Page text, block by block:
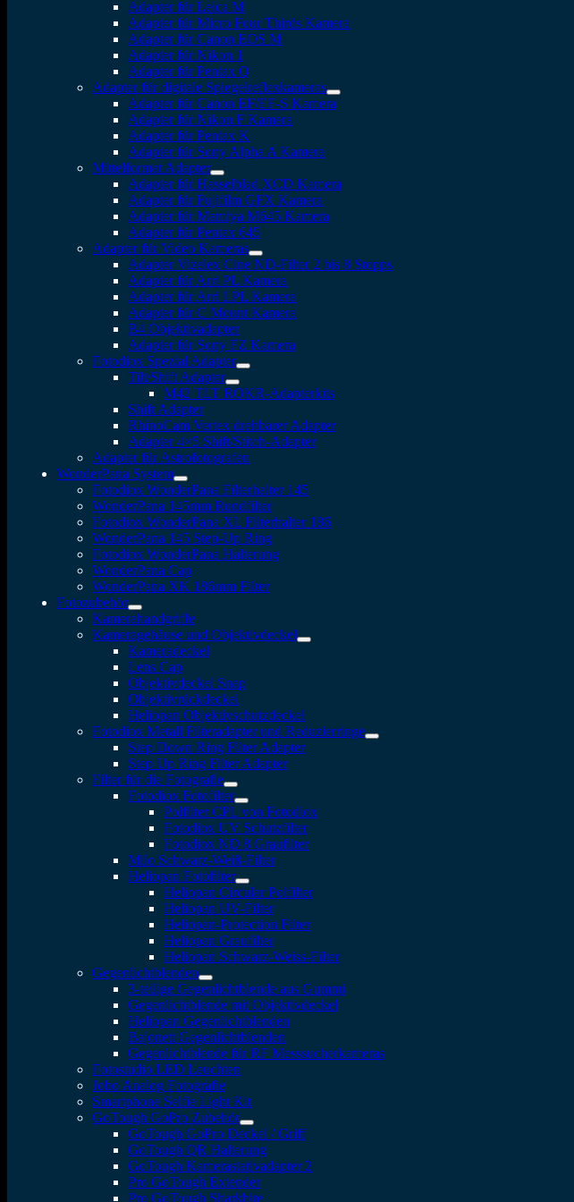
Adapter für Leica M
Adapter für Micro Four Thirds Kamera
Adapter für Canon EOS M
Adapter für Nikon 1
Adapter für Pentax Q
Adapter für digitale Spiegelreflexkameras
Adapter für Canon EF/EF-S Kamera
Adapter für Nikon F Kamera
Adapter für Pentax K
Adapter für Sony Alpha A Kamera
Mittelformat Adapter
Adapter für Hasselblad XCD Kamera
Adapter für Fujifilm GFX Kamera
Adapter für Mamiya M645 Kamera
Adapter für Pentax 645
Adapter für Video Kameras
Adapter Vizelex Cine ND-Filter 2 bis 8 Stopps
Adapter für Arri PL Kamera
Adapter für Arri LPL Kamera
Adapter für C Mount Kamera
B4 Objektivadapter
Adapter für Sony FZ Kamera
Fotodiox Spezial Adapter
Tilt/Shift Adapter
M42 TLT ROKR-Adapterkits
Shift Adapter
RhinoCam Vertex drehbarer Adapter
Adapter 4×5 Shift/Stitch-Adapter
Adapter für Astrofotografen
WonderPana System
Fotodiox WonderPana Filterhalter 145
WonderPana 145mm Rundfilter
Fotodiox WonderPana XL Filterhalter 186
WonderPana 145 Step-Up Ring
Fotodiox WonderPana Halterung
WonderPana Cap
WonderPana XK 186mm Filter
Fotozubehör
Kamerahandgriffe
Kameragehäuse und Objektivdeckel
Kameradeckel
Lens Cap
Objektivdeckel Snap
Objektivrückdeckel
Heliopan Objektivschutzdeckel
Fotodiox Metall Filteradapter und Reduzierringe
Step Down Ring Filter Adapter
Step Up Ring Filter Adapter
Filter für die Fotografie
Fotodiox Fotofilter
Polfilter CPL von Fotodiox
Fotodiox UV Schutzfilter
Fotodiox ND 8 Graufilter
Milo Schwarz-Weiß-Filter
Heliopan Fotofilter
Heliopan Circular Polfilter
Heliopan UV-Filter
Heliopan-Protection Filter
Heliopan Graufilter
Heliopan Schwarz-Weiss-Filter
Gegenlichtblenden
3-teilige Gegenlichtblende aus Gummi
Gegenlichtblende mit Objektivdeckel
Heliopan Gegenlichtblenden
Bajonett Gegenlichtblenden
Gegenlichtblende für RF Messsucherkameras
Fotostudio LED Leuchten
Jobo Analog Fotografie
Smartphone Selfie Light Kit
GoTough GoPro Zubehör
GoTough GoPro Deckel / Griff
GoTough QR Halterung
GoTough Kamerastativadapter 2
Pro GoTough Extender
Pro GoTough Sharkbite